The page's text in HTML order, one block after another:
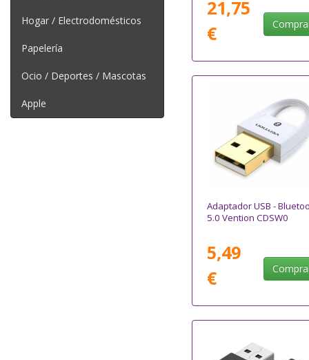
Hogar / Electrodomésticos
Papelería
Ocio / Deportes / Mascotas
Apple
21,75
€
Adaptador USB -
5.0 Vention CDSW0
5,49
€